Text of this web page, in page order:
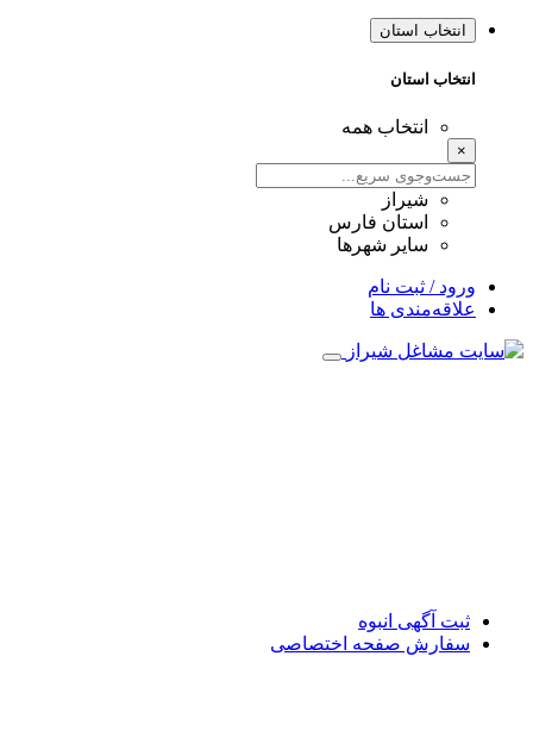
انتخاب استان
انتخاب استان
انتخاب همه
×
شیراز
استان فارس
سایر شهرها
ورود / ثبت نام
علاقه‌مندی ها
ثبت آگهی انبوه
سفارش صفحه اختصاصی